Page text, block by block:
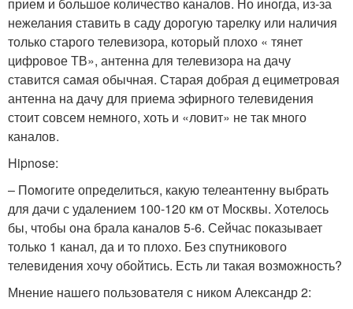
нежелания ставить в саду дорогую тарелку или наличия
только старого телевизора, который плохо « тянет
цифровое ТВ», антенна для телевизора на дачу
ставится самая обычная. Старая добрая д ециметровая
антенна на дачу для приема эфирного телевидения
стоит совсем немного, хоть и «ловит» не так много
каналов.
Hipnose:
– Помогите определиться, какую телеантенну выбрать
для дачи с удалением 100-120 км от Москвы. Хотелось
бы, чтобы она брала каналов 5-6. Сейчас показывает
только 1 канал, да и то плохо. Без спутникового
телевидения хочу обойтись. Есть ли такая возможность?
Мнение нашего пользователя с ником Александр 2: